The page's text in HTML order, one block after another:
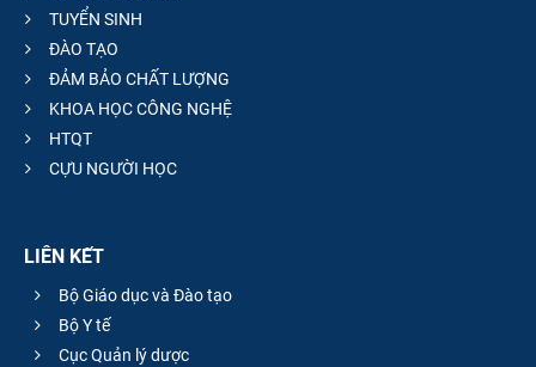
TUYỂN SINH
ĐÀO TẠO
ĐẢM BẢO CHẤT LƯỢNG
KHOA HỌC CÔNG NGHỆ
HTQT
CỰU NGƯỜI HỌC
LIÊN KẾT
Bộ Giáo dục và Đào tạo
Bộ Y tế
Cục Quản lý dược